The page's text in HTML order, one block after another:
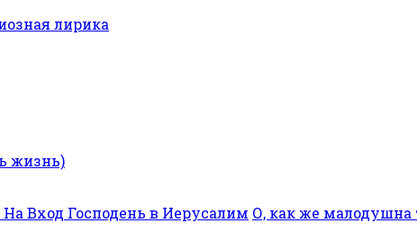
лирика
жизнь)
На Вход Господень в Иерусалим О, как же малодушна